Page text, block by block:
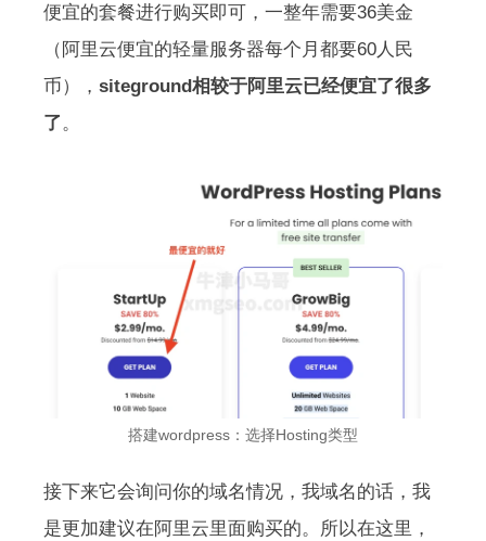
便宜的套餐进行购买即可，一整年需要36美金
（阿里云便宜的轻量服务器每个月都要60人民
币）， siteground相较于阿里云已经便宜了很多
了 。
搭建wordpress：选择Hosting类型
接下来它会询问你的域名情况，我域名的话，我
是更加建议在阿里云里面购买的。所以在这里，